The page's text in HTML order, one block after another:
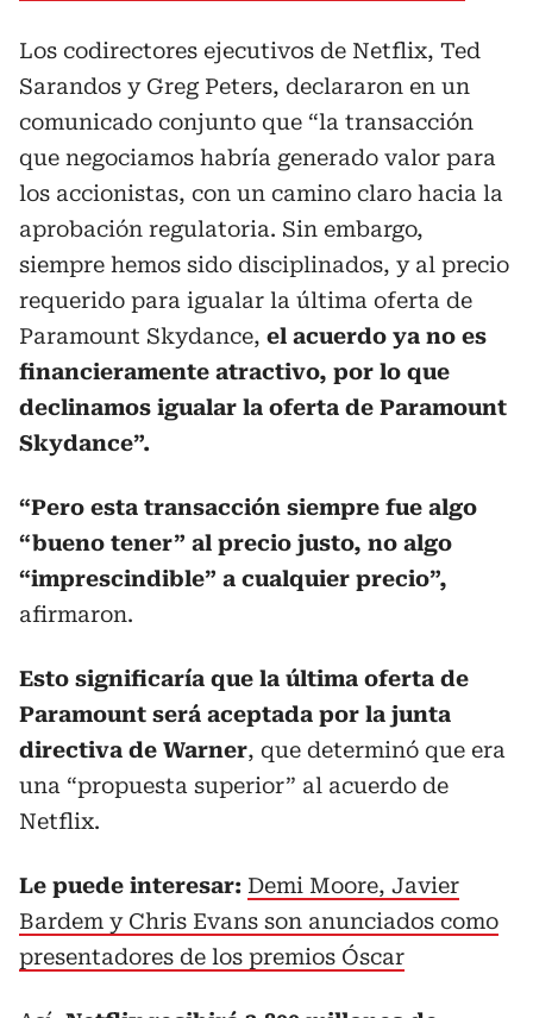
Los codirectores ejecutivos de Netflix, Ted
Sarandos y Greg Peters, declararon en un
comunicado conjunto que “la transacción
que negociamos habría generado valor para
los accionistas, con un camino claro hacia la
aprobación regulatoria. Sin embargo,
siempre hemos sido disciplinados, y al precio
requerido para igualar la última oferta de
Paramount Skydance, el acuerdo ya no es
financieramente atractivo, por lo que
declinamos igualar la oferta de Paramount
Skydance”.
“Pero esta transacción siempre fue algo
“bueno tener” al precio justo, no algo
“imprescindible” a cualquier precio”,
afirmaron.
Esto significaría que la última oferta de
Paramount será aceptada por la junta
directiva de Warner, que determinó que era
una “propuesta superior” al acuerdo de
Netflix.
Le puede interesar: Demi Moore, Javier
Bardem y Chris Evans son anunciados como
presentadores de los premios Óscar